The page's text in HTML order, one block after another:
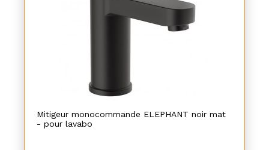
Mitigeur monocommande ELEPHANT noir mat
- pour lavabo